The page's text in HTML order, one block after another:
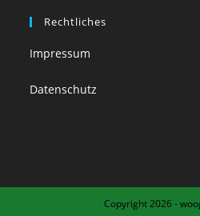
Rechtliches
Impressum
Datenschutz
Copyright 2026 -